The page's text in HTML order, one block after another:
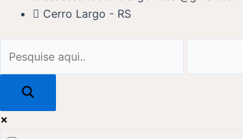
Cerro Largo - RS